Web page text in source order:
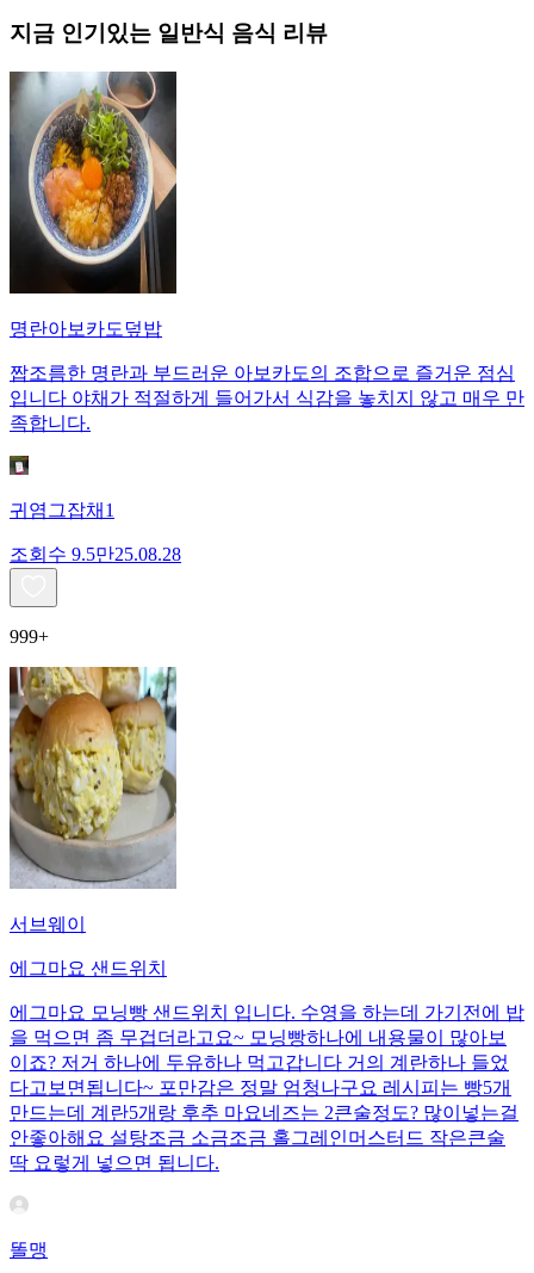
지금 인기있는 일반식 음식 리뷰
명란아보카도덮밥
짭조름한 명란과 부드러운 아보카도의 조합으로 즐거운 점심
입니다 야채가 적절하게 들어가서 식감을 놓치지 않고 매우 만
족합니다.
귀염그잡채1
조회수 9.5만25.08.28
999+
서브웨이
에그마요 샌드위치
에그마요 모닝빵 샌드위치 입니다. 수영을 하는데 가기전에 밥
을 먹으면 좀 무겁더라고요~ 모닝빵하나에 내용물이 많아보
이죠? 저거 하나에 두유하나 먹고갑니다 거의 계란하나 들었
다고보면됩니다~ 포만감은 정말 엄청나구요 레시피는 빵5개
만드는데 계란5개랑 후추 마요네즈는 2큰술정도? 많이넣는걸
안좋아해요 설탕조금 소금조금 홀그레인머스터드 작은큰술
딱 요렇게 넣으면 됩니다.
똘맹